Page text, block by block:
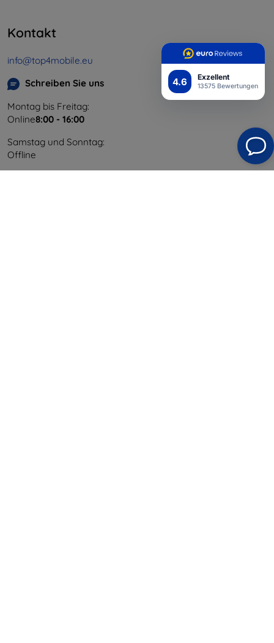
4.6 Exzellent
13575 Bewertungen
Kontakt
info@top4mobile.eu
Schreiben Sie uns
Montag bis Freitag:
Online8:00 - 16:00
Samstag und Sonntag:
Offline